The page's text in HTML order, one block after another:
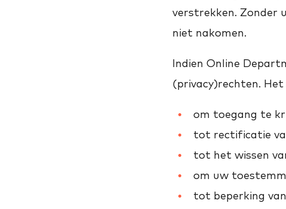
verstrekken. Zonder
niet nakomen.
Indien Online
(privacy)rechten.
om toegang te
tot rectificatie
tot het wissen
om uw
tot beperking